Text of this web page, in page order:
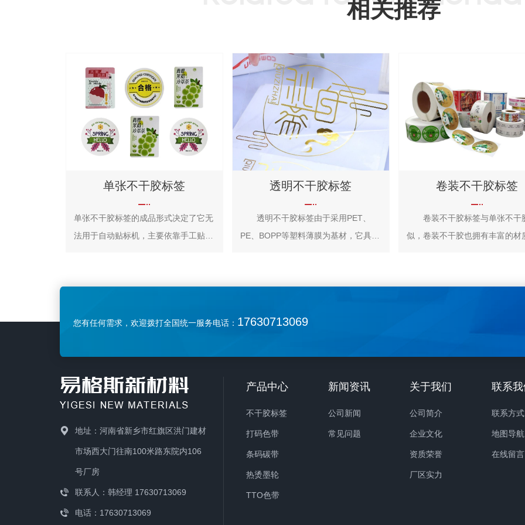
相关推荐
单张不干胶标签
单张不干胶标签的成品形式决定了它无
法用于自动贴标机，主要依靠手工贴
行样品制作、小批量试销等场景，单张
辊），成本更低，灵活性高。精品包装
高档礼品等对包装细节和视觉质感要求
极高的产品，单张不干胶标签的顶级印
刷效果能完美体现品牌调性。特殊印刷
品：它不仅能做标签，还广泛用于海
报、招贴画、大面积彩色装饰贴纸等对
幅面和精度都有高要求的不干胶产
透明不干胶标签
透明不干胶标签由于采用PET、
PE、BOPP等塑料薄膜为基材，它具备
保持完好。贴于透明瓶身或玻璃表面
仿佛没有标签，极大地提升了产品的通
影遍布各行各业，尤其在对包装美观度
广泛用于矿泉水瓶、饮料瓶、玻璃瓶装
调味品、酒类等包装上，其“无标签
感”能清晰展示内容物的纯净与色泽。
性搭配精美的印刷，能烘托出产品的高
级感和纯净感。医药与保健品：用于药
卷装不干胶标签
卷装不干胶标签与单张不干
似，卷装不干胶也拥有丰富的材
等），可以满足不同产品的防水
会选择它。这包括但不限于：食
日化产品：洗发水、沐浴露等瓶
动化贴标。医药行业：药品包装
息标签，需要高精度和合规性。
您有任何需求，欢迎拨打全国统一服务电话： 17630713069
地址：河南省新乡市红旗区洪门建材
市场西大门往南100米路东院内106
号厂房
联系人：韩经理 17630713069
电话：17630713069
产品中心
不干胶标签
打码色带
条码碳带
热烫墨轮
TTO色带
新闻资讯
公司新闻
常见问题
关于我们
公司简介
企业文化
资质荣誉
厂区实力
联系
联系方式
地图导航
在线留言